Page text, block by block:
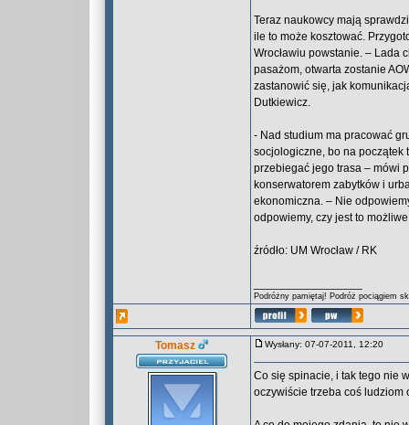
Teraz naukowcy mają
ile to może kosztować.
Wrocławiu powstanie. – Lada
pasażom, otwarta zostanie
zastanowić się, jak
Dutkiewicz.
- Nad studium ma pracować
socjologiczne, bo na początek
przebiegać jego trasa – mówi
konserwatorem zabytków i
ekonomiczna. – Nie
odpowiemy, czy jest to
źródło: UM Wrocław / RK
Podróżny pamiętaj! Podróż pociągiem
Tomasz Wysłany: 07-07-2011, 12:20
Co się spinacie, i tak tego nie
oczywiście trzeba coś ludziom